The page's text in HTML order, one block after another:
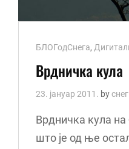
Cat
Links
БЛОГодСнега,
Врдничка кула
23. јануар 2011. byснег
Врдничка кула
што је од ње